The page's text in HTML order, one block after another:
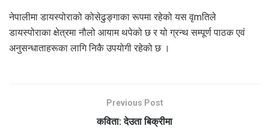
नेपालीमा डायस्पोराको कोसेढुङ्गाका रूपमा रहेको यस वृmतिले
डायस्पोराका क्षेत्रमा नौलो आयाम थपेको छ र यो ग्रन्थ सम्पूर्ण पाठक एवं
अनुसन्धाताहरूका लागि निकै उपयोगी रहेको छ ।
Previous Post
कविता: देउता बिक्रीमा